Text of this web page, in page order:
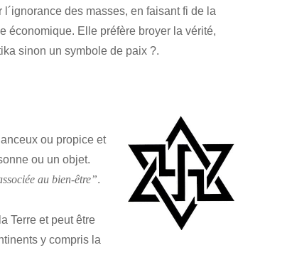
des masses, en faisant fi de la
économique. Elle préfère broyer la vérité,
sinon un symbole de paix ?.
ou propice et
ou un objet.
au bien-être”.
Terre et peut être
y compris la